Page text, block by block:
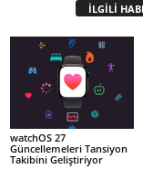
İLGİLİ
watchOS 27
Güncellemeleri Tansiyon
Takibini Geliştiriyor